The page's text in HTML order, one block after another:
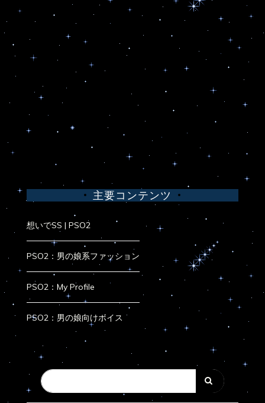
主要コンテンツ
想いでSS | PSO2
PSO2：男の娘系ファッション
PSO2：My Profile
PSO2：男の娘向けボイス